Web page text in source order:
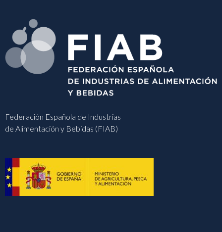
Federación Española de Industrias
de Alimentación y Bebidas (FIAB)